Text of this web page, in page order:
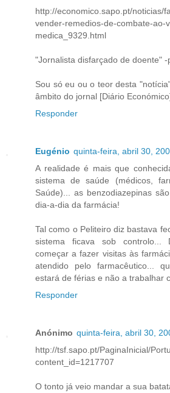
http://economico.sapo.pt/noticias/
vender-remedios-de-combate-ao-
medica_9329.html
"Jornalista disfarçado de doente" -
Sou só eu ou o teor desta
âmbito do jornal [Diário
Responder
Eugénio quinta-feira, abril 30,
A realidade é mais que
sistema de saúde (médicos,
Saúde)... as benzodiazepinas
dia-a-dia da farmácia!
Tal como o Peliteiro diz bastava
sistema ficava sob controlo...
começar a fazer visitas às
atendido pelo farmacêutico...
estará de férias e não a trabalhar
Responder
Anónimo quinta-feira, abril 30,
http://tsf.sapo.pt/PaginaInicial/
content_id=1217707
O tonto já veio mandar a sua